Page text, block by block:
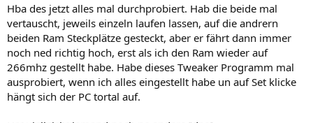
Hba des jetzt alles mal durchprobiert. Hab die beide mal
vertauscht, jeweils einzeln laufen lassen, auf die andrern
beiden Ram Steckplätze gesteckt, aber er fährt dann immer
noch ned richtig hoch, erst als ich den Ram wieder auf
266mhz gestellt habe. Habe dieses Tweaker Programm mal
ausprobiert, wenn ich alles eingestellt habe un auf Set klicke
hängt sich der PC tortal auf.